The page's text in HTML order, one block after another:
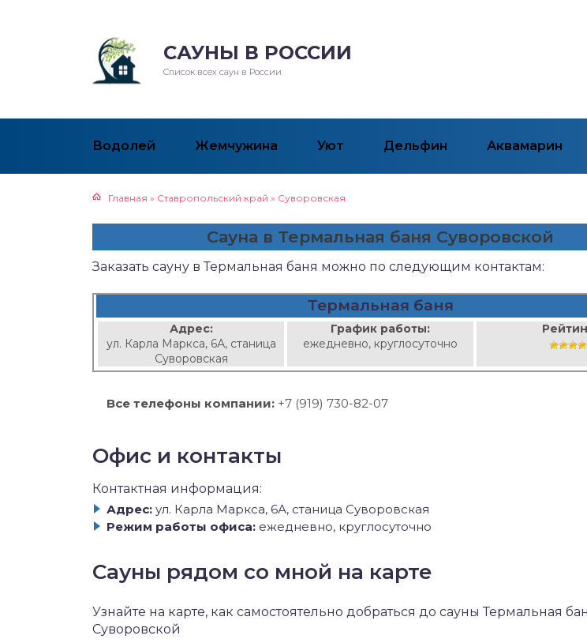
САУНЫ В РОССИИ
Список всех саун в России
Водолей Жемчужина Уют Дельфин Аквамарин
Главная » Ставропольский край » Суворовская
Сауна в Термальная баня Суворовской
Заказать сауну в Термальная баня можно по следующим контактам:
Термальная баня
Адрес:
ул. Карла Маркса, 6А, станица
Суворовская
График работы:
ежедневно, круглосуточно
Все телефоны компании: +7 (919) 730-82-07
Офис и контакты
Контактная информация:
Адрес: ул. Карла Маркса, 6А, станица Суворовская
Режим работы офиса: ежедневно, круглосуточно
Сауны рядом со мной на карте
Узнайте на карте, как самостоятельно добраться до сауны Термальная
Суворовской